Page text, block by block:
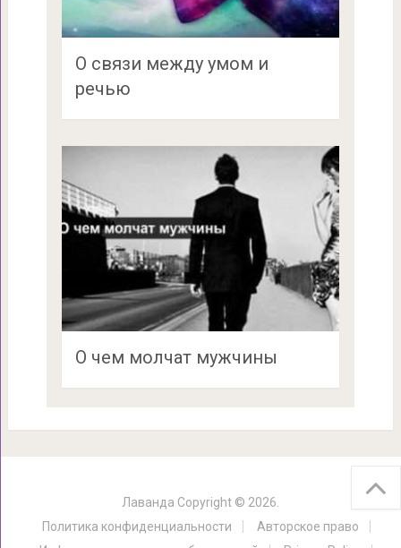
О связи между умом и
речью
О чем молчат мужчины
Лаванда Copyright © 2026.
Политика конфиденциальности
Авторское право